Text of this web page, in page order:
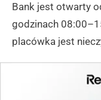
Bank jest otwarty
godzinach
placówka jest